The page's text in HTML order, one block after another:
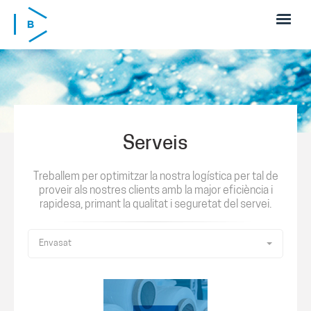
Skip to main content
Serveis
Treballem per optimitzar la nostra logística per tal de
proveir als nostres clients amb la major eficiència i
rapidesa, primant la qualitat i seguretat del servei.
Envasat